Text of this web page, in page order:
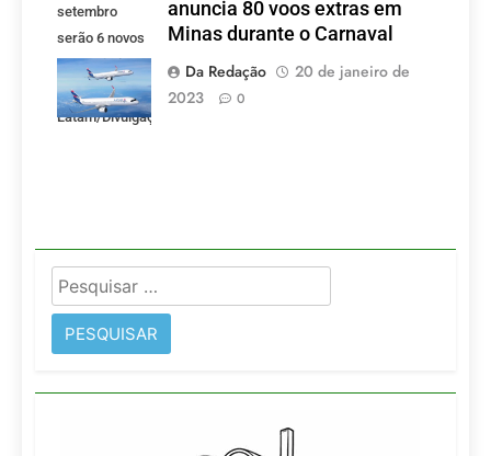
setembro
serão 6 novos
voos criados
pela LATAM.
Latam/Divulgação)
anuncia 80 voos extras em
Minas durante o Carnaval
Da Redação
20 de janeiro de
2023
0
Pesquisar
por: